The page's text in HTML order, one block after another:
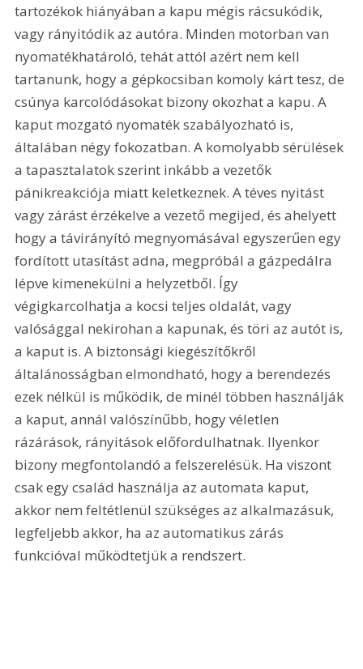
tartozékok hiányában a kapu mégis rácsukódik,
vagy rányitódik az autóra. Minden motorban van
nyomatékhatároló, tehát attól azért nem kell
tartanunk, hogy a gépkocsiban komoly kárt tesz, de
csúnya karcolódásokat bizony okozhat a kapu. A
kaput mozgató nyomaték szabályozható is,
általában négy fokozatban. A komolyabb sérülések
a tapasztalatok szerint inkább a vezetők
pánikreakciója miatt keletkeznek. A téves nyitást
vagy zárást érzékelve a vezető megijed, és ahelyett
hogy a távirányító megnyomásával egyszerűen egy
fordított utasítást adna, megpróbál a gázpedálra
lépve kimenekülni a helyzetből. Így
végigkarcolhatja a kocsi teljes oldalát, vagy
valósággal nekirohan a kapunak, és töri az autót is,
a kaput is. A biztonsági kiegészítőkről
általánosságban elmondható, hogy a berendezés
ezek nélkül is működik, de minél többen használják
a kaput, annál valószínűbb, hogy véletlen
rázárások, rányitások előfordulhatnak. Ilyenkor
bizony megfontolandó a felszerelésük. Ha viszont
csak egy család használja az automata kaput,
akkor nem feltétlenül szükséges az alkalmazásuk,
legfeljebb akkor, ha az automatikus zárás
funkcióval működtetjük a rendszert.